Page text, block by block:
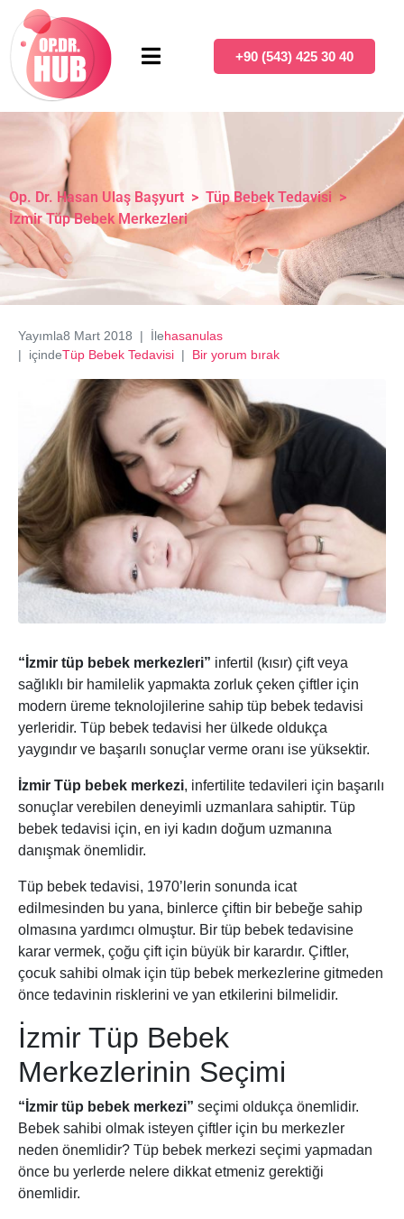
+90 (543) 425 30 40
Op. Dr. Hasan Ulaş Başyurt > Tüp Bebek Tedavisi >
İzmir Tüp Bebek Merkezleri
Yayımla8 Mart 2018 İlehasanulas
içindeTüp Bebek Tedavisi Bir yorum bırak
“İzmir tüp bebek merkezleri” infertil (kısır) çift veya
sağlıklı bir hamilelik yapmakta zorluk çeken çiftler için
modern üreme teknolojilerine sahip tüp bebek tedavisi
yerleridir. Tüp bebek tedavisi her ülkede oldukça
yaygındır ve başarılı sonuçlar verme oranı ise yüksektir.
İzmir Tüp bebek merkezi, infertilite tedavileri için başarılı
sonuçlar verebilen deneyimli uzmanlara sahiptir. Tüp
bebek tedavisi için, en iyi kadın doğum uzmanına
danışmak önemlidir.
Tüp bebek tedavisi, 1970’lerin sonunda icat
edilmesinden bu yana, binlerce çiftin bir bebeğe sahip
olmasına yardımcı olmuştur. Bir tüp bebek tedavisine
karar vermek, çoğu çift için büyük bir karardır. Çiftler,
çocuk sahibi olmak için tüp bebek merkezlerine gitmeden
önce tedavinin risklerini ve yan etkilerini bilmelidir.
İzmir Tüp Bebek
Merkezlerinin Seçimi
“İzmir tüp bebek merkezi” seçimi oldukça önemlidir.
Bebek sahibi olmak isteyen çiftler için bu merkezler
neden önemlidir? Tüp bebek merkezi seçimi yapmadan
önce bu yerlerde nelere dikkat etmeniz gerektiği
önemlidir.